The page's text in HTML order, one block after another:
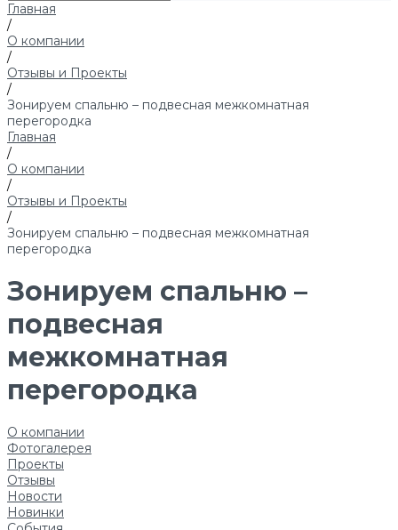
Главная
/
О компании
/
Отзывы и Проекты
/
Зонируем спальню – подвесная межкомнатная
перегородка
Главная
/
О компании
/
Отзывы и Проекты
/
Зонируем спальню – подвесная межкомнатная
перегородка
Зонируем спальню –
подвесная
межкомнатная
перегородка
О компании
Фотогалерея
Проекты
Отзывы
Новости
Новинки